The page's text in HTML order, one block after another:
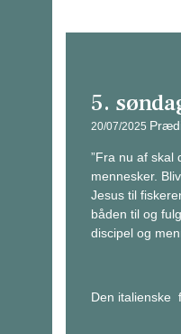
5.
20/07/2025
”Fra nu af skal
mennesker.
Jesus til
båden til og
discipel og
Den italienske